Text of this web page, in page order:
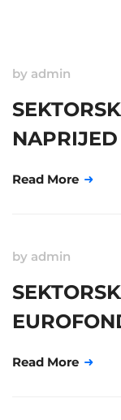
by admin
NAPRIJED
Read More
by admin
Read More